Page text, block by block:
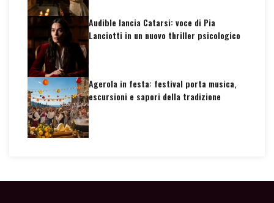
Audible lancia Catarsi: voce di Pia
Lanciotti in un nuovo thriller psicologico
Agerola in festa: festival porta musica,
escursioni e sapori della tradizione